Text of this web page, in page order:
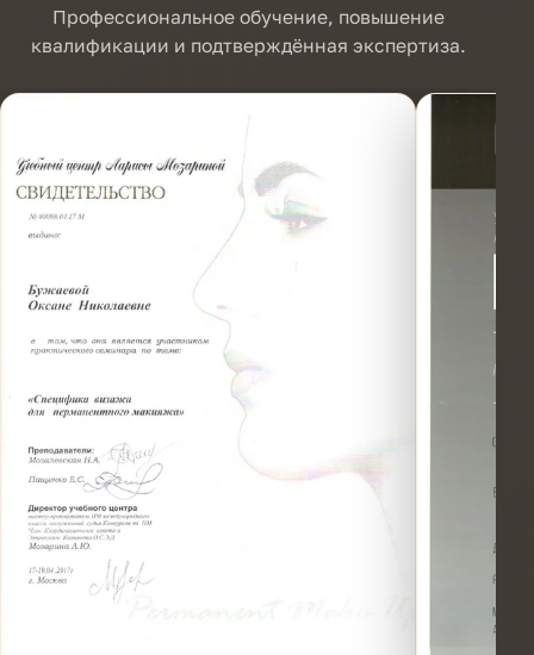
Профессиональное обучение, повышение
квалификации и подтверждённая экспертиза.